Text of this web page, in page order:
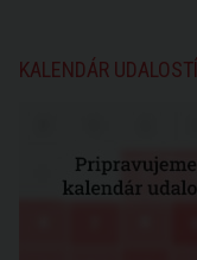
KALENDÁR UDALOSTÍ